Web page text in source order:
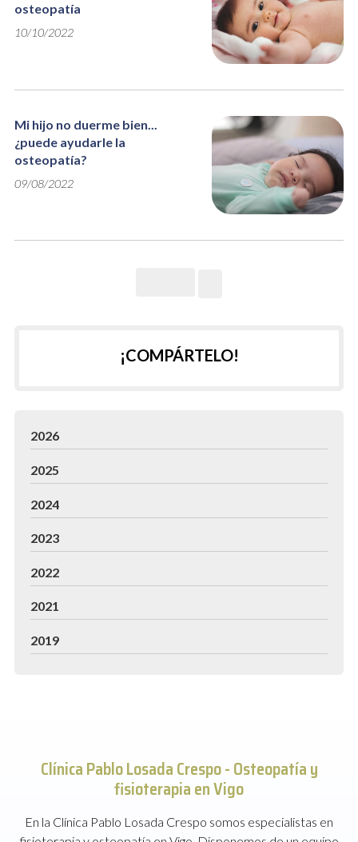
osteopatía
10/10/2022
Mi hijo no duerme bien...
¿puede ayudarle la
osteopatía?
09/08/2022
¡COMPÁRTELO!
2026
2025
2024
2023
2022
2021
2019
Clínica Pablo Losada Crespo -Osteopatía y
fisioterapia en Vigo
En la Clínica Pablo Losada Crespo somos especialistas en